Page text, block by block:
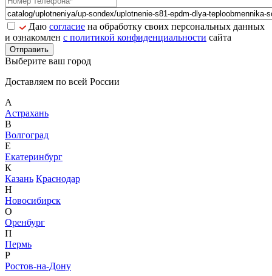
Даю согласие на обработку своих персональных данных
и ознакомлен с политикой конфиденциальности сайта
Отправить
Выберите ваш город
Доставляем по всей России
А
Астрахань
В
Волгоград
Е
Екатеринбург
К
Казань Краснодар
Н
Новосибирск
О
Оренбург
П
Пермь
Р
Ростов-на-Дону